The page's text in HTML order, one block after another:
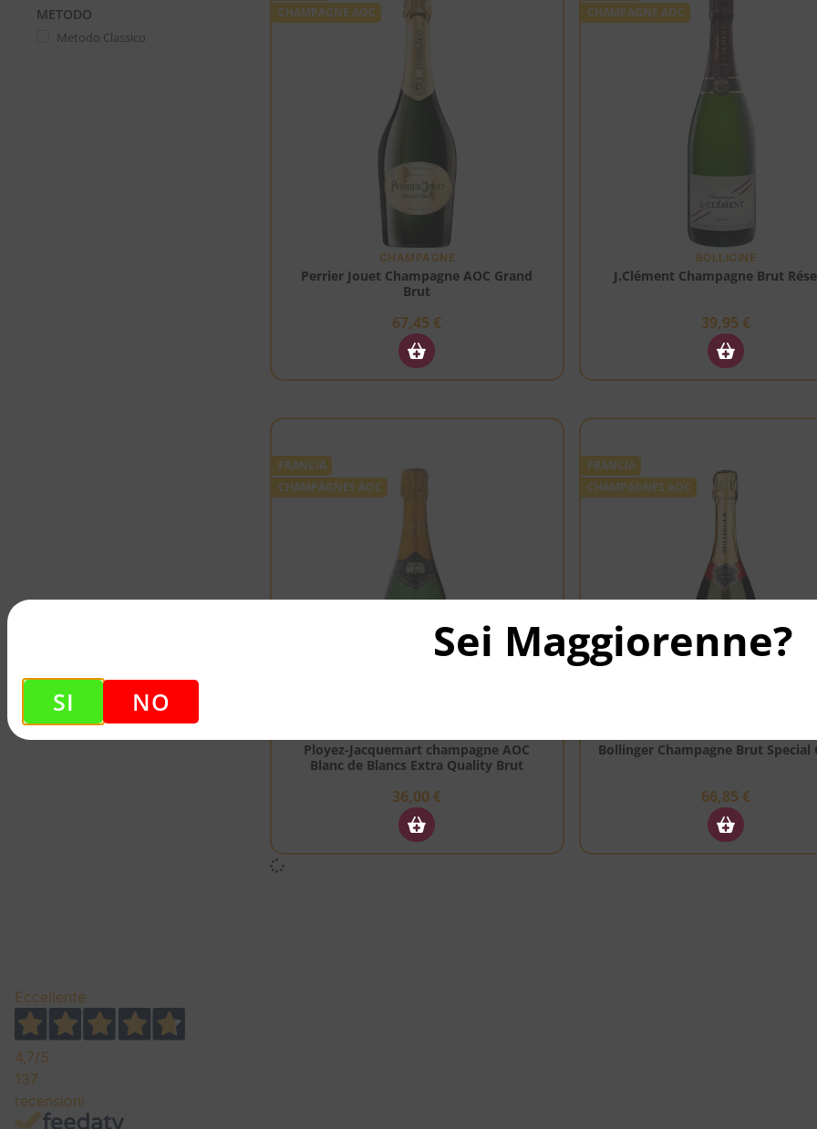
METODO
Metodo Classico
CHAMPAGNE AOC
CHAMPAGNE
Perrier Jouet Champagne AOC Grand
Brut
67,45 €
CHAMPAGNE AOC
BOLLICINE
J.Clément Champagne Brut
39,95 €
FRANCIA
CHAMPAGNES AOC
Ployez-Jacquemart champagne AOC
Blanc de Blancs Extra Quality Brut
36,00 €
FRANCIA
CHAMPAGNES AOC
Bollinger Champagne Brut Special
66,85 €
Eccellente
4,7/5
137
recensioni
Sei Maggiorenne?
SI NO